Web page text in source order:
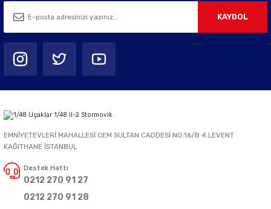
KAYDOL
EMNİYETEVLERİ MAHALLESİ CEM SULTAN CADDESİ NO:16/B 4.LEVENT
KAĞITHANE İSTANBUL
Destek Hattı
0212 270 91 27
0212 270 91 28